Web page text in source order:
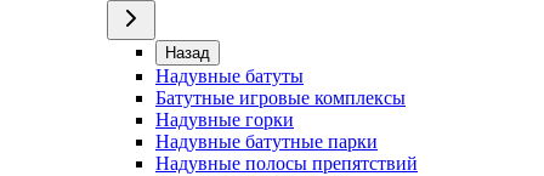
Назад
Надувные батуты
Батутные игровые комплексы
Надувные горки
Надувные батутные парки
Надувные полосы препятствий